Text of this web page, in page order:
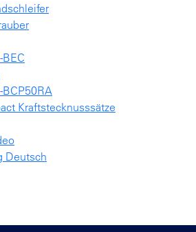
Kraftstecknusssätze
Deutsch